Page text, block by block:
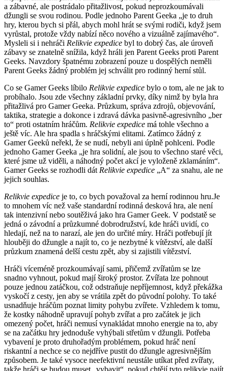
a zábavné, ale postrádalo přitažlivost, pokud neprozkoumávali
džungli se svou rodinou. Podle jednoho Parent Geeka „je to druh
hry, kterou bych si přál, abych mohl hrát se svými rodiči, když jsem
vyrůstal, protože vždy nabízí něco nového a vizuálně zajímavého“.
Mysleli si i nehráči Relikvie expedice byl to dobrý čas, ale úroveň
zábavy se znatelně snížila, když hráli jen Parent Geeks proti Parent
Geeks. Navzdory špatnému zobrazení pouze u dospělých neměli
Parent Geeks žádný problém jej schválit pro rodinný herní stůl.
Co se Gamer Geeks líbilo Relikvie expedice bylo o tom, ale ne jak to
probíhalo. Jsou zde všechny základní prvky, díky nimž by byla hra
přitažlivá pro Gamer Geeka. Průzkum, správa zdrojů, objevování,
taktika, strategie a dokonce i zdravá dávka pasivně-agresivního „ber
to“ proti ostatním hráčům. Relikvie expedice má tohle všechno a
ještě víc. Ale hra spadla s hráčskými elitami. Zatímco žádný z
Gamer Geeků neřekl, že se nudí, nebyli ani úplně pohlceni. Podle
jednoho Gamer Geeka „je hra solidní, ale jsou to všechno staré věci,
které jsme už viděli, a náhodný počet akcí je vyloženě zklamáním“.
Gamer Geeks se rozhodli dát Relikvie expedice „A“ za snahu, ale ne
jejich souhlas.
Relikvie expedice je to, co bych považoval za herní rodinnou hru.Je
to mnohem víc než vaše standardní rodinná desková hra, ale není
tak intenzivní nebo soutěživá jako hra Gamer Geek. V podstatě se
jedná o závodní a průzkumné dobrodružství, kde hráči uvidí, co
hledají, než na to narazí, ale jen do určité míry. Hráči potřebují jít
hlouběji do džungle a najít to, co je nezbytné k vítězství, ale další
průzkum znamená delší cestu zpět, aby si zajistili vítězství.
Hráči víceméně prozkoumávají sami, přičemž zvířatům se lze
snadno vyhnout, pokud mají široký prostor. Zvířata lze pohnout
pouze jednou zatáčkou, což odstraňuje nepříjemnost, když překážka
vyskočí z cesty, jen aby se vrátila zpět do původní polohy. To také
usnadňuje hráčům poznat limity pohybu zvířete. Vzhledem k tomu,
že kostky náhodně upravují pohyb zvířat a pro začátek je jich
omezený počet, hráči nemusí vynakládat mnoho energie na to, aby
se na začátku hry jednoduše vyhýbali střetům v džungli. Potřeba
vybavení je proto druhořadým problémem, pokud hráč není
riskantní a nechce se co nejdříve pustit do džungle agresivnějším
způsobem. Je také vysoce neefektivní neustále utíkat před zvířaty,
takže hráči se budou muset „vybavit“, pokud chtějí tyto relikvie najít